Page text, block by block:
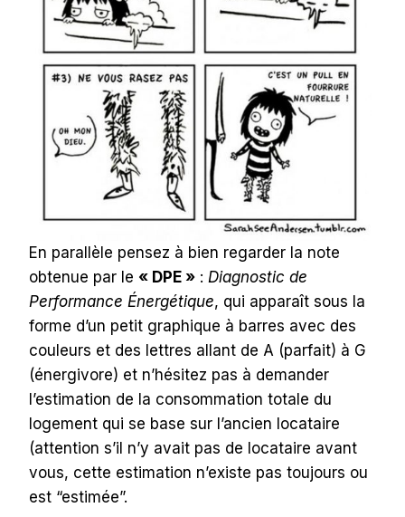
En parallèle pensez à bien regarder la note
obtenue par le « DPE » : Diagnostic de
Performance Énergétique, qui apparaît sous la
forme d’un petit graphique à barres avec des
couleurs et des lettres allant de A (parfait) à G
(énergivore) et n’hésitez pas à demander
l’estimation de la consommation totale du
logement qui se base sur l’ancien locataire
(attention s’il n’y avait pas de locataire avant
vous, cette estimation n’existe pas toujours ou
est “estimée”.